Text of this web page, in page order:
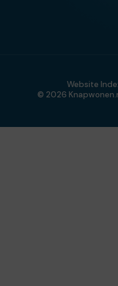
© 2026
Website